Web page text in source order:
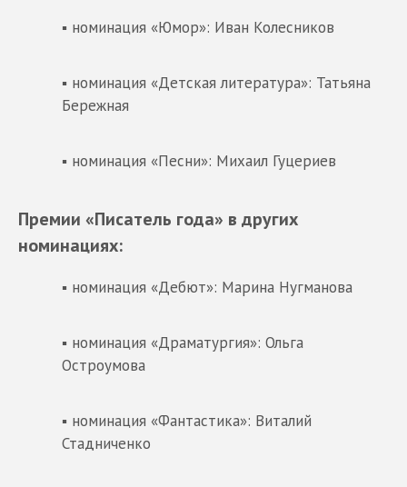
▪ номинация «Юмор»: Иван Колесников
▪ номинация «Детская литература»: Татьяна
Бережная
▪ номинация «Песни»: Михаил Гуцериев
Премии «Писатель года» в других
номинациях:
▪ номинация «Дебют»: Марина Нугманова
▪ номинация «Драматургия»: Ольга
Остроумова
▪ номинация «Фантастика»: Виталий
Стадниченко